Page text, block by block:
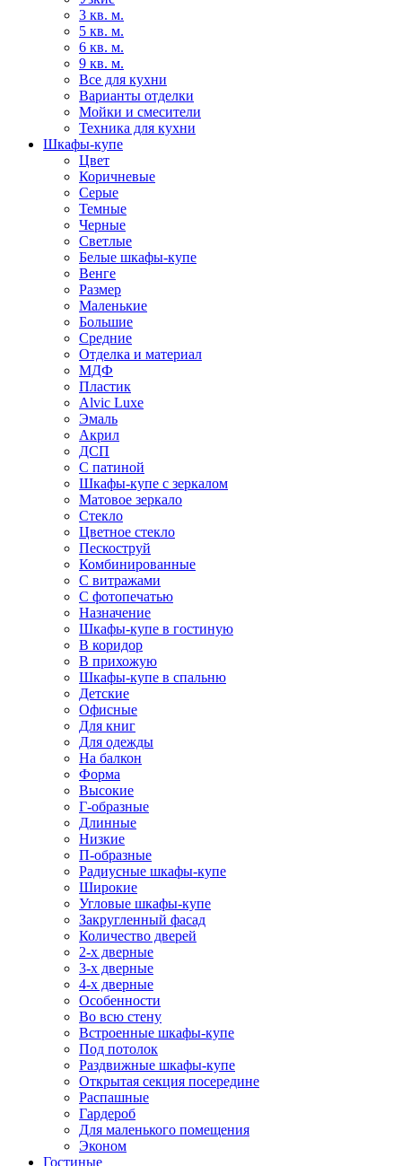
3 кв. м.
5 кв. м.
6 кв. м.
9 кв. м.
Все для кухни
Варианты отделки
Мойки и смесители
Техника для кухни
Шкафы-купе
Цвет
Коричневые
Серые
Темные
Черные
Светлые
Белые шкафы-купе
Венге
Размер
Маленькие
Большие
Средние
Отделка и материал
МДФ
Пластик
Alvic Luxe
Эмаль
Акрил
ДСП
С патиной
Шкафы-купе с зеркалом
Матовое зеркало
Стекло
Цветное стекло
Пескоструй
Комбинированные
С витражами
С фотопечатью
Назначение
Шкафы-купе в гостиную
В коридор
В прихожую
Шкафы-купе в спальню
Детские
Офисные
Для книг
Для одежды
На балкон
Форма
Высокие
Г-образные
Длинные
Низкие
П-образные
Радиусные шкафы-купе
Широкие
Угловые шкафы-купе
Закругленный фасад
Количество дверей
2-х дверные
3-х дверные
4-х дверные
Особенности
Во всю стену
Встроенные шкафы-купе
Под потолок
Раздвижные шкафы-купе
Открытая секция посередине
Распашные
Гардероб
Для маленького помещения
Эконом
Гостиные